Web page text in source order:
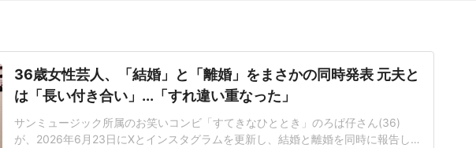
36歳女性芸人、「結婚」と「離婚」をまさかの同時発表 元夫と
は「長い付き合い」...「すれ違い重なった」
サンミュージック所属のお笑いコンビ「すてきなひととき」のろぱ仔さん(36)
が、2026年6月23日にXとインスタグラムを更新し、結婚と離婚を同時に報告し